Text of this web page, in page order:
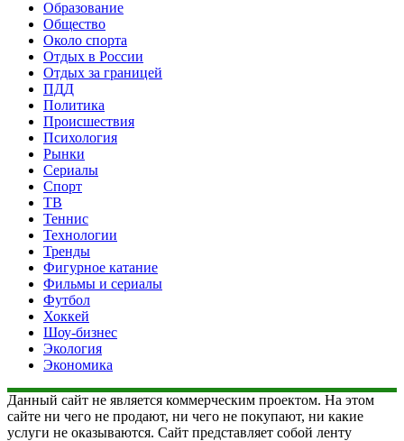
Образование
Общество
Около спорта
Отдых в России
Отдых за границей
ПДД
Политика
Происшествия
Психология
Рынки
Сериалы
Спорт
ТВ
Теннис
Технологии
Тренды
Фигурное катание
Фильмы и сериалы
Футбол
Хоккей
Шоу-бизнес
Экология
Экономика
Данный сайт не является коммерческим проектом. На этом
сайте ни чего не продают, ни чего не покупают, ни какие
услуги не оказываются. Сайт представляет собой ленту